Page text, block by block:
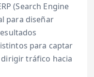
(Search Engine
para diseñar
para captar
tráfico hacia